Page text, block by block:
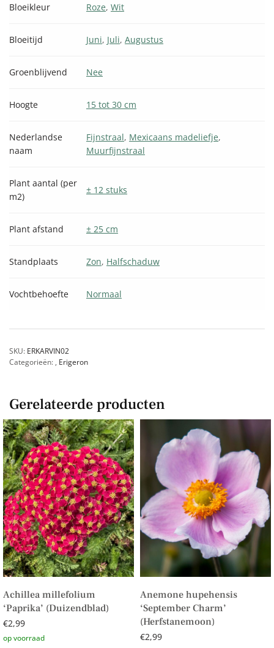
Bloeikleur Roze,Wit
Bloeitijd Juni, Juli,Augustus
Groenblijvend Nee
Hoogte 15 tot 30 cm
Nederlandse
naam
Fijnstraal, Mexicaans madeliefje,
Muurfijnstraal
Plant aantal (per
m2)
± 12 stuks
Plant afstand ± 25 cm
Standplaats Zon, Halfschaduw
Vochtbehoefte Normaal
SKU: ERKARVIN02
Categorieën: , Erigeron
Gerelateerde producten
Achillea millefolium
‘Paprika’ (Duizendblad)
€2,99
Anemone hupehensis
‘September Charm’
(Herfstanemoon)
€2,99